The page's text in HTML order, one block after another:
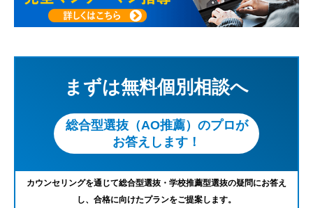
まずは無料個別相談へ
総合型選抜（AO推薦）のプロが
お答えします！
カウンセリングを通じて総合型選抜・学校推薦型選抜の疑問にお答え
し、合格に向けたプランをご提案します。